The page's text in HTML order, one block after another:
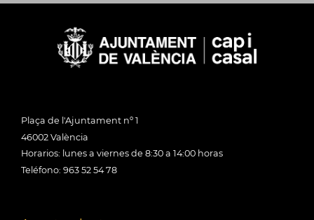
Plaça de l'Ajuntament nº 1
46002 València
Horarios: lunes a viernes de 8:30 a 14:00 horas
Teléfono: 963 52 54 78